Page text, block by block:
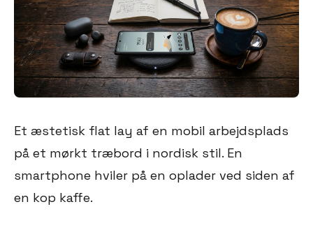
Et æstetisk flat lay af en mobil arbejdsplads
på et mørkt træbord i nordisk stil. En
smartphone hviler på en oplader ved siden af
en kop kaffe.